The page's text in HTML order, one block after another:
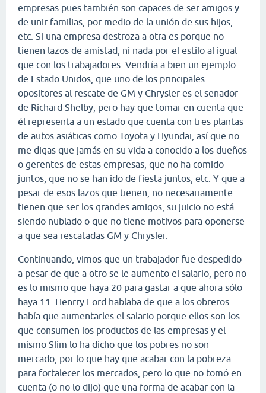
empresas pues también son capaces de ser amigos y
de unir familias, por medio de la unión de sus hijos,
etc. Si una empresa destroza a otra es porque no
tienen lazos de amistad, ni nada por el estilo al igual
que con los trabajadores. Vendría a bien un ejemplo
de Estado Unidos, que uno de los principales
opositores al rescate de GM y Chrysler es el senador
de Richard Shelby, pero hay que tomar en cuenta que
él representa a un estado que cuenta con tres plantas
de autos asiáticas como Toyota y Hyundai, así que no
me digas que jamás en su vida a conocido a los dueños
o gerentes de estas empresas, que no ha comido
juntos, que no se han ido de fiesta juntos, etc. Y que a
pesar de esos lazos que tienen, no necesariamente
tienen que ser los grandes amigos, su juicio no está
siendo nublado o que no tiene motivos para oponerse
a que sea rescatadas GM y Chrysler.
Continuando, vimos que un trabajador fue despedido
a pesar de que a otro se le aumento el salario, pero no
es lo mismo que haya 20 para gastar a que ahora sólo
haya 11. Henrry Ford hablaba de que a los obreros
había que aumentarles el salario porque ellos son los
que consumen los productos de las empresas y el
mismo Slim lo ha dicho que los pobres no son
mercado, por lo que hay que acabar con la pobreza
para fortalecer los mercados, pero lo que no tomó en
cuenta (o no lo dijo) que una forma de acabar con la